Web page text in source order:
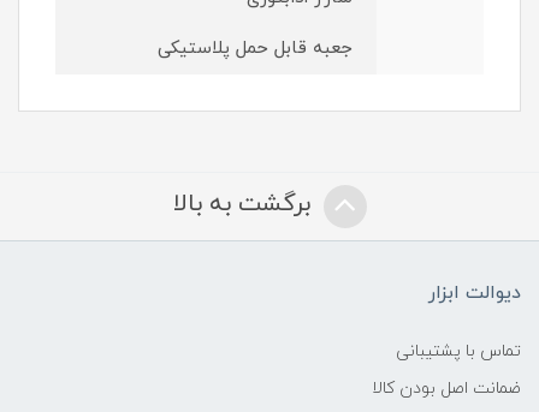
جعبه قابل حمل پلاستیکی
برگشت به بالا
دیوالت ابزار
تماس با پشتیبانی
ضمانت اصل بودن کالا